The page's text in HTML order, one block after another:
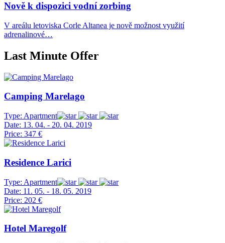
Nově k dispozici vodní zorbing
V areálu letoviska Corle Altanea je nově možnost využití
adrenalinové…
Last Minute Offer
Camping Marelago
Type: Apartment
Date: 13. 04. - 20. 04. 2019
Price: 347 €
Residence Larici
Type: Apartment
Date: 11. 05. - 18. 05. 2019
Price: 202 €
Hotel Maregolf